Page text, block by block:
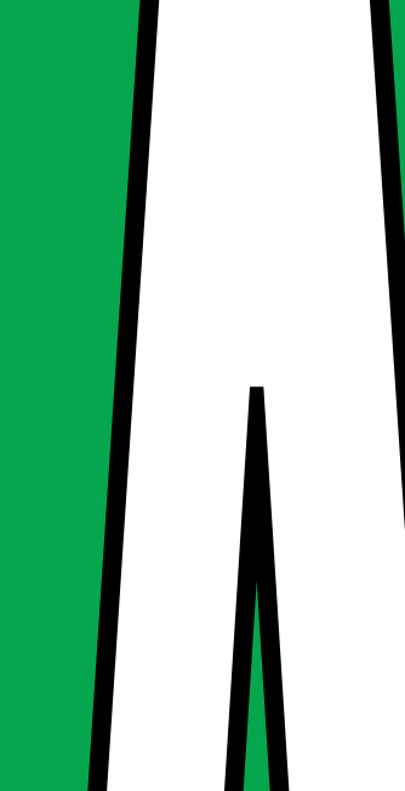
6000K -
6000K -
& downlight
& downlight
lumen kold hvid 6000K -